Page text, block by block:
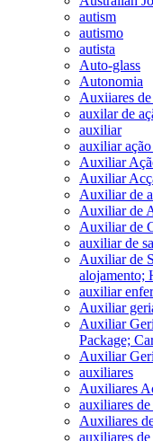
autism
autismo
autista
Auto-glass
Autonomia
Auxiiares de
auxilar de
auxiliar
auxiliar
Auxiliar
Auxiliar
Auxiliar de
Auxiliar de
Auxiliar de
auxiliar de
Auxiliar de
alojamento;
auxiliar
Auxiliar
Auxiliar
Package;
Auxiliar
auxiliares
Auxiliares
auxiliares
Auxiliares
auxiliares de